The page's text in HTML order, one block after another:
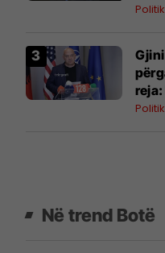
reja:
Në trend Botë